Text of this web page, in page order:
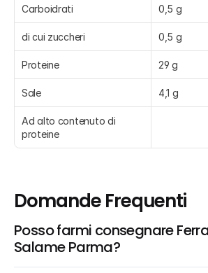
Carboidrati 0,5 g
di cui zuccheri 0,5 g
Proteine 29 g
Sale 4,1 g
Ad alto contenuto di
proteine
Domande Frequenti
Posso farmi consegnare
Salame Parma?